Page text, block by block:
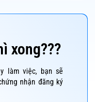
xong???
làm việc, bạn sẽ
nhận đăng ký